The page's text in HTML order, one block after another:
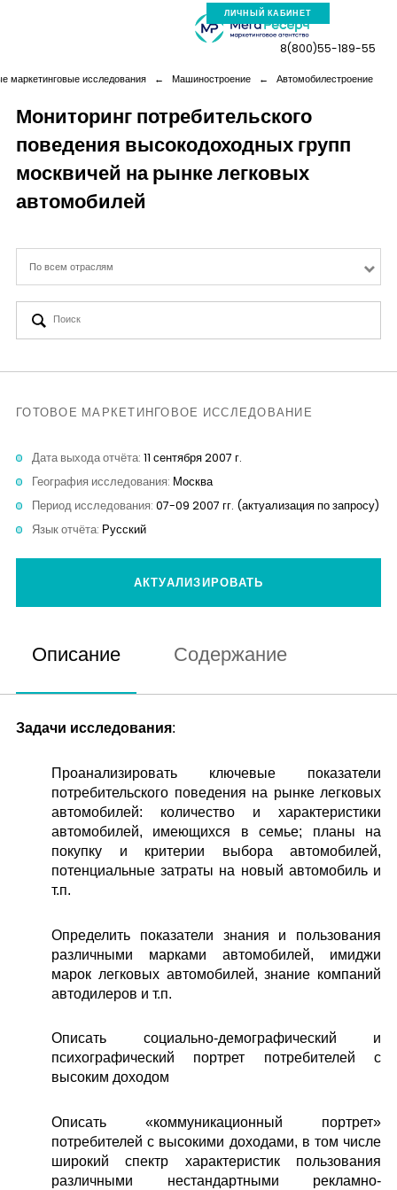
ЛИЧНЫЙ КАБИНЕТ
Компания
Услуги
Новая реальность
Кейсы
Контакты
8(800)55-189-55
маркетинговые исследования ← Машиностроение ← Автомобилестроение
Мониторинг потребительского
поведения высокодоходных групп
москвичей на рынке легковых
автомобилей
По всем отраслям
ГОТОВОЕ МАРКЕТИНГОВОЕ ИССЛЕДОВАНИЕ
Дата выхода отчёта: 11 сентября 2007 г.
География исследования: Москва
Период исследования: 07-09 2007 гг. (актуализация по запросу)
Язык отчёта: Русский
АКТУАЛИЗИРОВАТЬ
Описание Содержание
Задачи исследования:
Проанализировать ключевые показатели
потребительского поведения на рынке легковых
автомобилей: количество и характеристики
автомобилей, имеющихся в семье; планы на
покупку и критерии выбора автомобилей,
потенциальные затраты на новый автомобиль и
т.п.
Определить показатели знания и пользования
различными марками автомобилей, имиджи
марок легковых автомобилей, знание компаний
автодилеров и т.п.
Описать социально-демографический и
психографический портрет потребителей с
высоким доходом
Описать «коммуникационный портрет»
потребителей с высокими доходами, в том числе
широкий спектр характеристик пользования
различными нестандартными рекламно-